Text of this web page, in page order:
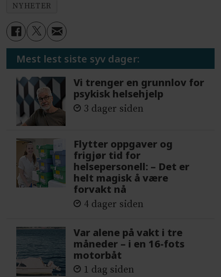
NYHETER
Mest lest siste syv dager:
Vi trenger en grunnlov for
psykisk helsehjelp
3 dager siden
Flytter oppgaver og
frigjør tid for
helsepersonell: – Det er
helt magisk å være
forvakt nå
4 dager siden
Var alene på vakt i tre
måneder – i en 16-fots
motorbåt
1 dag siden